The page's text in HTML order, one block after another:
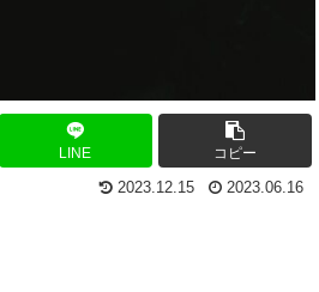
LINE コピー
2023.12.15 2023.06.16